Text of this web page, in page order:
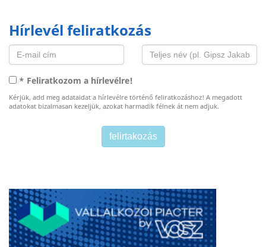
Hírlevél feliratkozás
* Feliratkozom a hírlevélre!
Kérjük, add meg adataidat a hírlevélre történő feliratkozáshoz! A megadott
adatokat bizalmasan kezeljük, azokat harmadik félnek át nem adjuk.